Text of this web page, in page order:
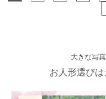
大きな写
お人形選び